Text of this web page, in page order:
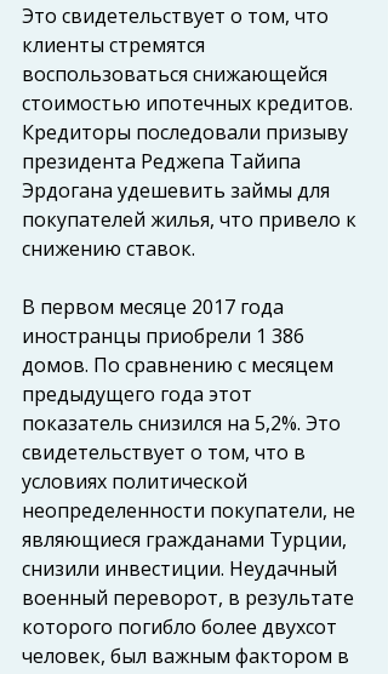
Это свидетельствует о том, что
клиенты стремятся
воспользоваться снижающейся
стоимостью ипотечных кредитов.
Кредиторы последовали призыву
президента Реджепа Тайипа
Эрдогана удешевить займы для
покупателей жилья, что привело к
снижению ставок.
В первом месяце 2017 года
иностранцы приобрели 1 386
домов. По сравнению с месяцем
предыдущего года этот
показатель снизился на 5,2%. Это
свидетельствует о том, что в
условиях политической
неопределенности покупатели, не
являющиеся гражданами Турции,
снизили инвестиции. Неудачный
военный переворот, в результате
которого погибло более двухсот
человек, был важным фактором в